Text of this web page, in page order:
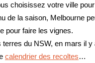
choisissez votre ville
de la saison, Melbourne
pour faire les vignes.
terres du NSW, en mars il
calendrier des recoltes…